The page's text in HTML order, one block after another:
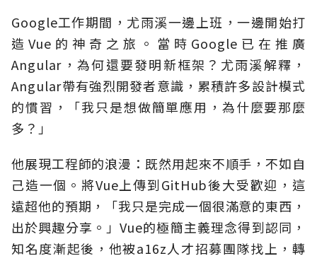
Google工作期間，尤雨溪一邊上班，一邊開始打
造Vue的神奇之旅。當時Google已在推廣
Angular，為何還要發明新框架？尤雨溪解釋，
Angular帶有強烈開發者意識，累積許多設計模式
的慣習，「我只是想做簡單應用，為什麼要那麼
多？」
他展現工程師的浪漫：既然用起來不順手，不如自
己造一個。將Vue上傳到GitHub後大受歡迎，這
遠超他的預期，「我只是完成一個很滿意的東西，
出於興趣分享。」Vue的極簡主義理念得到認同，
知名度漸起後，他被a16z人才招募團隊找上，轉